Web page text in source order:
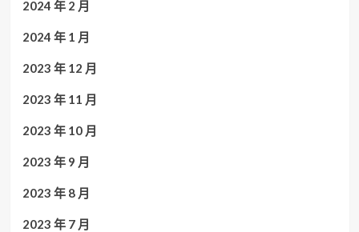
2024 年 2 月
2024 年 1 月
2023 年 12 月
2023 年 11 月
2023 年 10 月
2023 年 9 月
2023 年 8 月
2023 年 7 月